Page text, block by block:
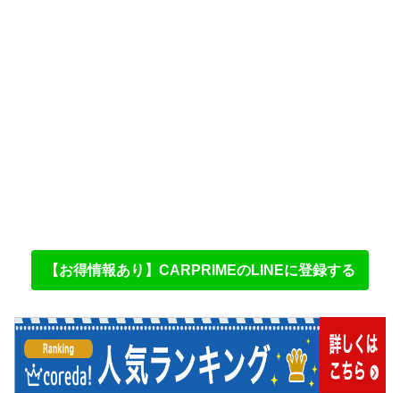
【お得情報あり】CARPRIMEのLINEに登録する